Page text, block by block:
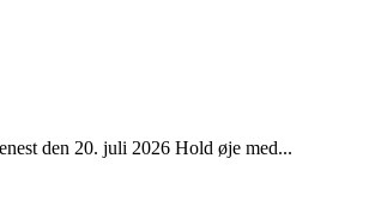
den 20. juli 2026 Hold øje med...